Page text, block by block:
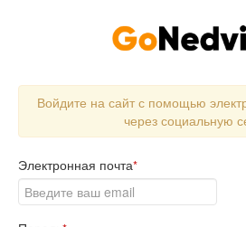
Войдите на сайт с помощью
через социальную
Электронная почта*